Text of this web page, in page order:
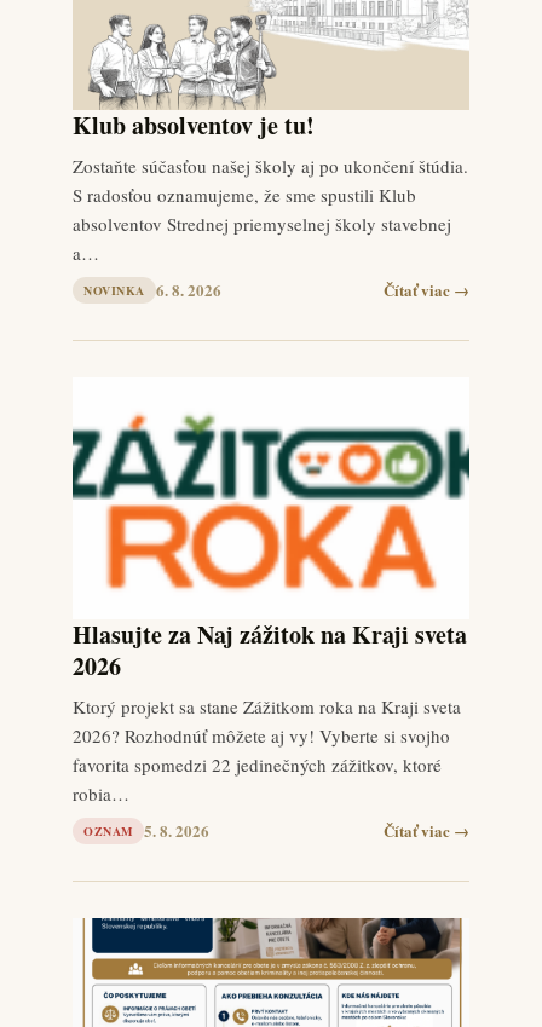
Klub absolventov je tu!
Zostaňte súčasťou našej školy aj po ukončení štúdia.
S radosťou oznamujeme, že sme spustili Klub
absolventov Strednej priemyselnej školy stavebnej
a…
NOVINKA 6. 8. 2026 Čítať viac →
Hlasujte za Naj zážitok na Kraji sveta
2026
Ktorý projekt sa stane Zážitkom roka na Kraji sveta
2026? Rozhodnúť môžete aj vy! Vyberte si svojho
favorita spomedzi 22 jedinečných zážitkov, ktoré
robia…
OZNAM 5. 8. 2026 Čítať viac →